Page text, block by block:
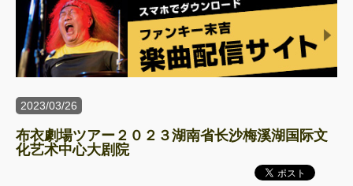
2023/03/26
布衣劇場ツアー２０２３湖南省长沙梅溪湖国际文
化艺术中心大剧院